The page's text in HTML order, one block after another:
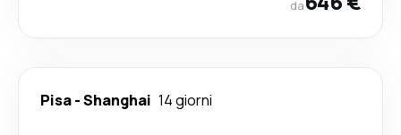
da
Pisa-Shanghai 14 giorni